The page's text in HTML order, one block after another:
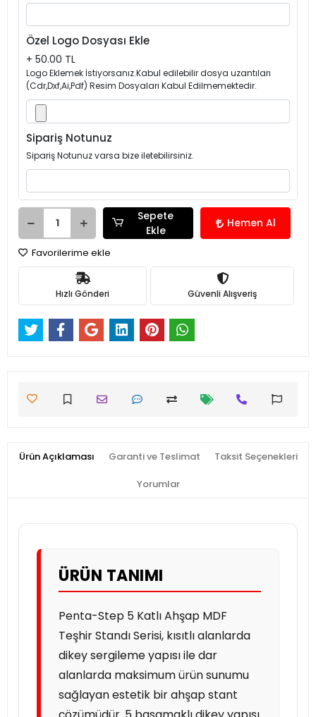
Özel Logo Dosyası Ekle
+ 50.00 TL
Logo Eklemek İstiyorsanız.Kabul edilebilir dosya uzantıları
(Cdr,Dxf,Ai,Pdf) Resim Dosyaları Kabul Edilmemektedir.
Sipariş Notunuz
Sipariş Notunuz varsa bize iletebilirsiniz.
Sepete
Ekle
Hemen Al
Favorilerime ekle
Hızlı Gönderi Güvenli Alışveriş
Ürün Açıklaması Garanti ve Teslimat Taksit Seçenekleri
Yorumlar
ÜRÜN TANIMI
Penta-Step 5 Katlı Ahşap MDF
Teşhir Standı Serisi, kısıtlı alanlarda
dikey sergileme yapısı ile dar
alanlarda maksimum ürün sunumu
sağlayan estetik bir ahşap stant